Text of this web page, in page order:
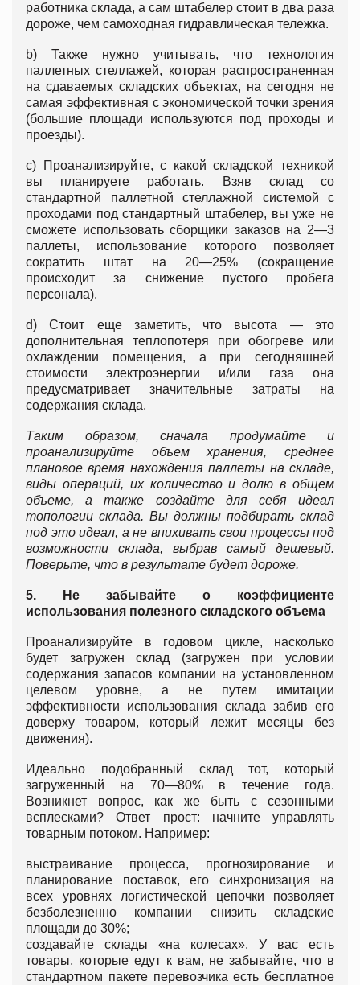
работника склада, а сам штабелер стоит в два раза
дороже, чем самоходная гидравлическая тележка.
b) Также нужно учитывать, что технология
паллетных стеллажей, которая распространенная
на сдаваемых складских объектах, на сегодня не
самая эффективная с экономической точки зрения
(большие площади используются под проходы и
проезды).
c) Проанализируйте, с какой складской техникой
вы планируете работать. Взяв склад со
стандартной паллетной стеллажной системой с
проходами под стандартный штабелер, вы уже не
сможете использовать сборщики заказов на 2—3
паллеты, использование которого позволяет
сократить штат на 20—25% (сокращение
происходит за снижение пустого пробега
персонала).
d) Стоит еще заметить, что высота — это
дополнительная теплопотеря при обогреве или
охлаждении помещения, а при сегодняшней
стоимости электроэнергии и/или газа она
предусматривает значительные затраты на
содержания склада.
Таким образом, сначала продумайте и
проанализируйте объем хранения, среднее
плановое время нахождения паллеты на складе,
виды операций, их количество и долю в общем
объеме, а также создайте для себя идеал
топологии склада. Вы должны подбирать склад
под это идеал, а не впихивать свои процессы под
возможности склада, выбрав самый дешевый.
Поверьте, что в результате будет дороже.
5. Не забывайте о коэффициенте
использования полезного складского объема
Проанализируйте в годовом цикле, насколько
будет загружен склад (загружен при условии
содержания запасов компании на установленном
целевом уровне, а не путем имитации
эффективности использования склада забив его
доверху товаром, который лежит месяцы без
движения).
Идеально подобранный склад тот, который
загруженный на 70—80% в течение года.
Возникнет вопрос, как же быть с сезонными
всплесками? Ответ прост: начните управлять
товарным потоком. Например:
выстраивание процесса, прогнозирование и
планирование поставок, его синхронизация на
всех уровнях логистической цепочки позволяет
безболезненно компании снизить складские
площади до 30%;
создавайте склады «на колесах». У вас есть
товары, которые едут к вам, не забывайте, что в
стандартном пакете перевозчика есть бесплатное